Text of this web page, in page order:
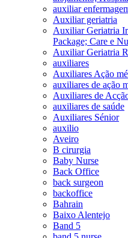
auxiliar
Auxiliar geriatria
Auxiliar Geriatria
Package; Care e
Auxiliar Geriatria
auxiliares
Auxiliares Ação
auxiliares de ação
Auxiliares de
auxiliares de saúde
Auxiliares Sénior
auxilio
Aveiro
B cirurgia
Baby Nurse
Back Office
back surgeon
backoffice
Bahrain
Baixo Alentejo
Band 5